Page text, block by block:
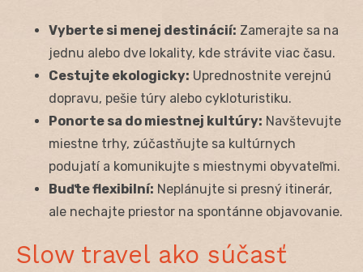
Vyberte si menej destinácií: Zamerajte sa na
jednu alebo dve lokality, kde strávite viac času.
Cestujte ekologicky: Uprednostnite verejnú
dopravu, pešie túry alebo cykloturistiku.
Ponorte sa do miestnej kultúry: Navštevujte
miestne trhy, zúčastňujte sa kultúrnych
podujatí a komunikujte s miestnymi obyvateľmi.
Buďte flexibilní: Neplánujte si presný itinerár,
ale nechajte priestor na spontánne objavovanie.
Slow travel ako súčasť